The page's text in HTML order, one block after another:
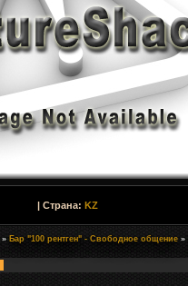
| Страна: KZ
» Бар "100 рентген" - Свободное общение »